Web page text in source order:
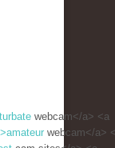
webcam</a> <a
webcam</a>